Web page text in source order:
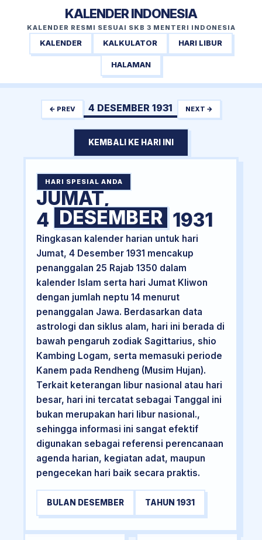
KALENDER INDONESIA
KALENDER RESMI SESUAI SKB 3 MENTERI INDONESIA
KALENDER KALKULATOR HARI LIBUR
HALAMAN
← PREV 4 DESEMBER 1931 NEXT →
KEMBALI KE HARI INI
HARI SPESIAL ANDA
JUMAT,
4 DESEMBER 1931
Ringkasan kalender harian untuk hari
Jumat, 4 Desember 1931 mencakup
penanggalan 25 Rajab 1350 dalam
kalender Islam serta hari Jumat Kliwon
dengan jumlah neptu 14 menurut
penanggalan Jawa. Berdasarkan data
astrologi dan siklus alam, hari ini berada di
bawah pengaruh zodiak Sagittarius, shio
Kambing Logam, serta memasuki periode
Kanem pada Rendheng (Musim Hujan).
Terkait keterangan libur nasional atau hari
besar, hari ini tercatat sebagai Tanggal ini
bukan merupakan hari libur nasional.,
sehingga informasi ini sangat efektif
digunakan sebagai referensi perencanaan
agenda harian, kegiatan adat, maupun
pengecekan hari baik secara praktis.
BULAN DESEMBER TAHUN 1931